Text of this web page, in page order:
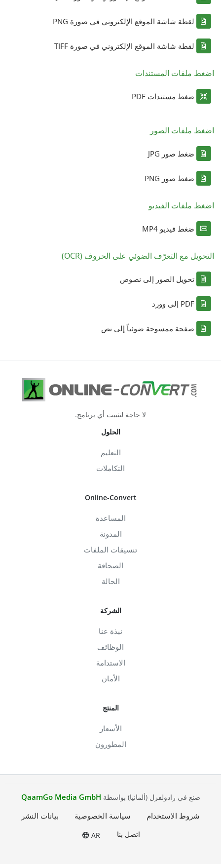
لقطة شاشة الموقع الإلكتروني في صورة PNG
لقطة شاشة الموقع الإلكتروني في صورة TIFF
اضغط ملفات المستندات
ضغط مستندات PDF
اضغط ملفات الصور
ضغط صور JPG
ضغط صور PNG
اضغط ملفات الفيديو
ضغط فيديو MP4
التحويل مع التعرّف الضوئي على الحروف (OCR)
تحويل الصور إلى نصوص
PDF إلى وورد
صفحة ممسوحة ضوئياً إلى نص
لا حاجة لتثبيت أي برنامج.
الحلول
التعليم
التكاملات
Online-Convert
المساعدة
المدونة
تنسيقات الملفات
الصحافة
الحالة
الشركة
نبذة عنا
الوظائف
الاستدامة
الأمان
المنتج
الأسعار
المطورون
صنع في رادولفزل (ألمانيا) بواسطة QaamGo Media GmbH
شروط الاستخدام
سياسة الخصوصية بيانات النشر
اتصل بنا AR